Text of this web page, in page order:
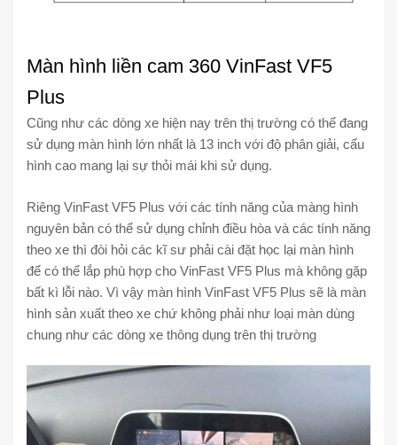
Màn hình liền cam 360 VinFast VF5
Plus
Cũng như các dòng xe hiện nay trên thị trường có thể đang
sử dụng màn hình lớn nhất là 13 inch với độ phân giải, cấu
hình cao mang lại sự thỏi mái khi sử dụng.
Riêng VinFast VF5 Plus với các tính năng của màng hình
nguyên bản có thể sử dụng chỉnh điều hòa và các tính năng
theo xe thì đòi hỏi các kĩ sư phải cài đặt học lại màn hình
để có thể lắp phù hợp cho VinFast VF5 Plus mà không gặp
bất kì lỗi nào. Vì vậy màn hình VinFast VF5 Plus sẽ là màn
hình sản xuất theo xe chứ không phải như loại màn dùng
chung như các dòng xe thông dụng trên thị trường